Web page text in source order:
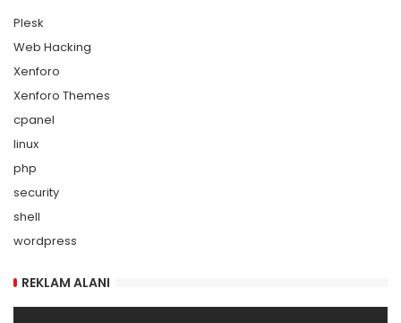
Plesk
Web Hacking
Xenforo
Xenforo Themes
cpanel
linux
php
security
shell
wordpress
REKLAM ALANI